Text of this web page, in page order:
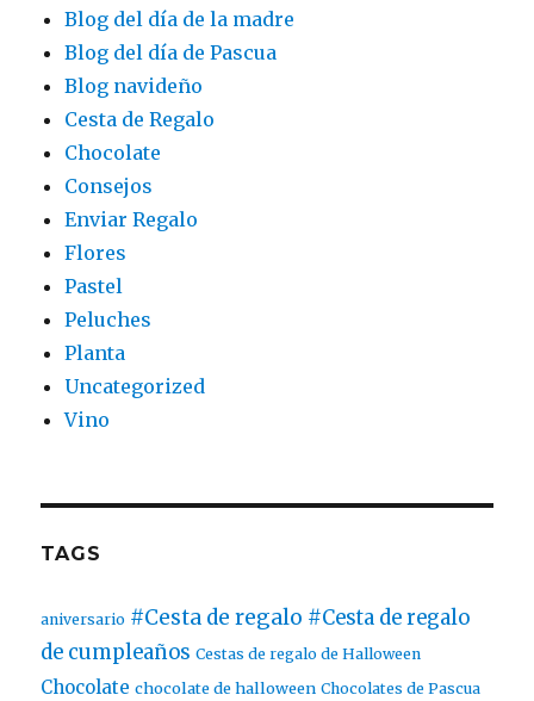
Blog del día de la madre
Blog del día de Pascua
Blog navideño
Cesta de Regalo
Chocolate
Consejos
Enviar Regalo
Flores
Pastel
Peluches
Planta
Uncategorized
Vino
TAGS
aniversario #Cesta de regalo #Cesta de regalo
de cumpleaños Cestas de regalo de Halloween
Chocolate chocolate de halloween Chocolates de Pascua